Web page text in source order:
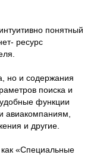
понятный
ресурс
но и содержания
поиска и
функции
авиакомпаниям,
и другие.
«Специальные